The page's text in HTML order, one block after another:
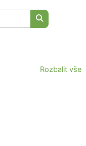
Vyhledat
Rozbalit vše